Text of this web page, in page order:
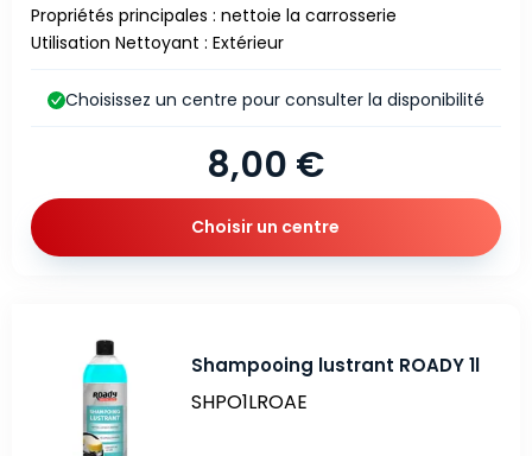
Propriétés principales : nettoie la carrosserie
Utilisation Nettoyant : Extérieur
8,00 €
Choisissez un centre pour consulter la disponibilité
Choisir un centre
Shampooing lustrant ROADY 1l
SHPO1LROAE